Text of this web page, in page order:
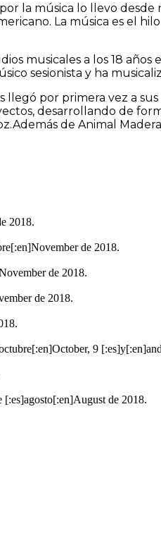
la música lo llevo
La música es el
musicales a los 18
sesionista y ha
llegó por primera vez a
desarrollando de
de Animal
2018.
de 2018.
de 2018.
de 2018.
9
[:es]agosto[:en]August de 2018.